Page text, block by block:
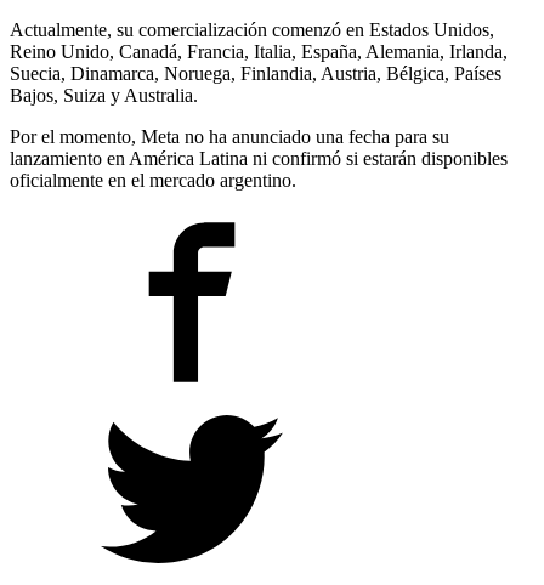
Actualmente, su comercialización comenzó en Estados Unidos,
Reino Unido, Canadá, Francia, Italia, España, Alemania, Irlanda,
Suecia, Dinamarca, Noruega, Finlandia, Austria, Bélgica, Países
Bajos, Suiza y Australia.
Por el momento, Meta no ha anunciado una fecha para su
lanzamiento en América Latina ni confirmó si estarán disponibles
oficialmente en el mercado argentino.